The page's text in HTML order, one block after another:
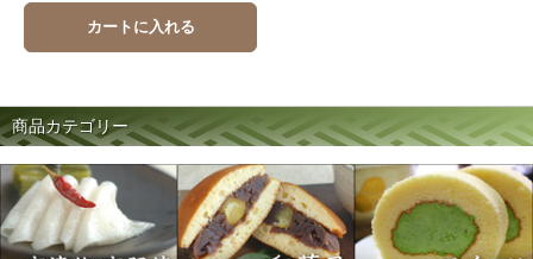
カートに入れる
商品カテゴリー